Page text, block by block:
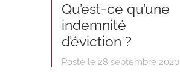
Qu’est-ce qu’une
indemnité
d’éviction ?
Posté le 28 septembre 2020